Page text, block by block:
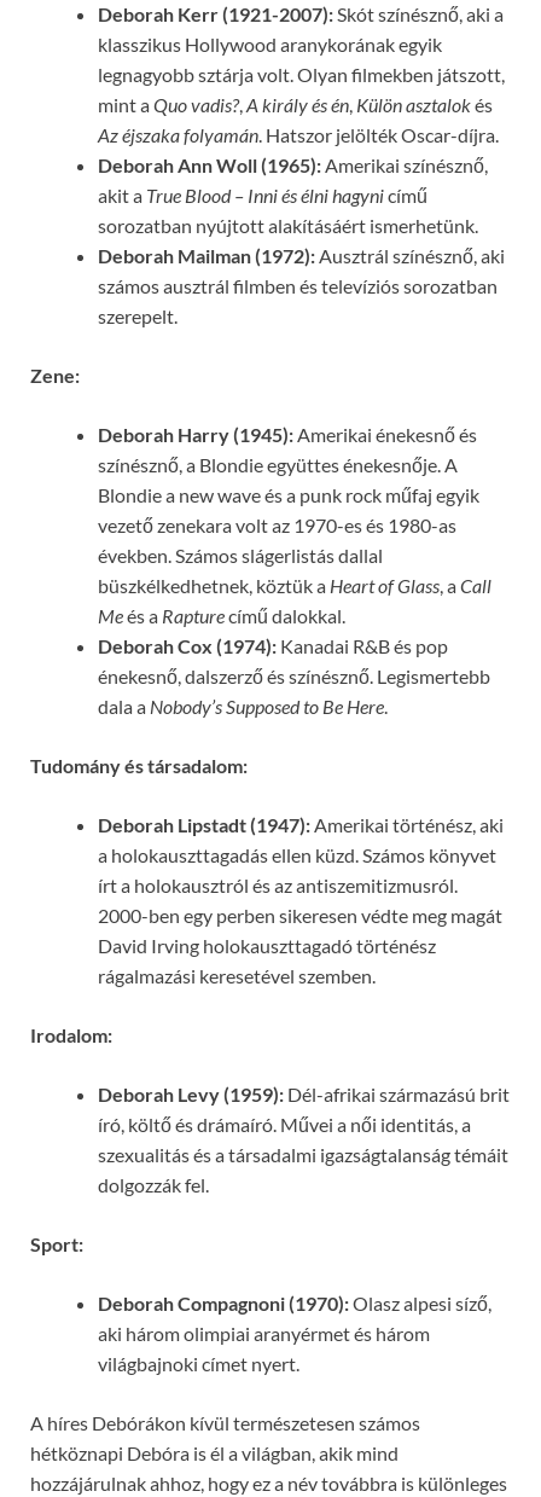
Deborah Kerr (1921-2007):Skót színésznő, aki a
klasszikus Hollywood aranykorának egyik
legnagyobb sztárja volt. Olyan filmekben játszott,
mint aQuo vadis?,A király és én, Külön asztalokés
Az éjszaka folyamán. Hatszor jelölték Oscar-díjra.
Deborah Ann Woll (1965):Amerikai színésznő,
akit a True Blood – Inni és élni hagynicímű
sorozatban nyújtott alakításáért ismerhetünk.
Deborah Mailman (1972):Ausztrál színésznő, aki
számos ausztrál filmben és televíziós sorozatban
szerepelt.
Zene:
Deborah Harry (1945):Amerikai énekesnő és
színésznő, a Blondie együttes énekesnője. A
Blondie a new wave és a punk rock műfaj egyik
vezető zenekara volt az 1970-es és 1980-as
években. Számos slágerlistás dallal
büszkélkedhetnek, köztük a Heart of Glass, aCall
Meés a Rapturecímű dalokkal.
Deborah Cox (1974): Kanadai R&B és pop
énekesnő, dalszerző és színésznő. Legismertebb
dala a Nobody’s Supposed to Be Here.
Tudomány és társadalom:
Deborah Lipstadt (1947):Amerikai történész, aki
a holokauszttagadás ellen küzd. Számos könyvet
írt a holokausztról és az antiszemitizmusról.
2000-ben egy perben sikeresen védte meg magát
David Irving holokauszttagadó történész
rágalmazási keresetével szemben.
Irodalom:
Deborah Levy (1959): Dél-afrikai származású brit
író, költő és drámaíró. Művei a női identitás, a
szexualitás és a társadalmi igazságtalanság témáit
dolgozzák fel.
Sport:
Deborah Compagnoni (1970):Olasz alpesi síző,
aki három olimpiai aranyérmet és három
világbajnoki címet nyert.
A híres Debórákon kívül természetesen számos
hétköznapi Debóra is él a világban, akik mind
hozzájárulnak ahhoz, hogy ez a név továbbra is különleges